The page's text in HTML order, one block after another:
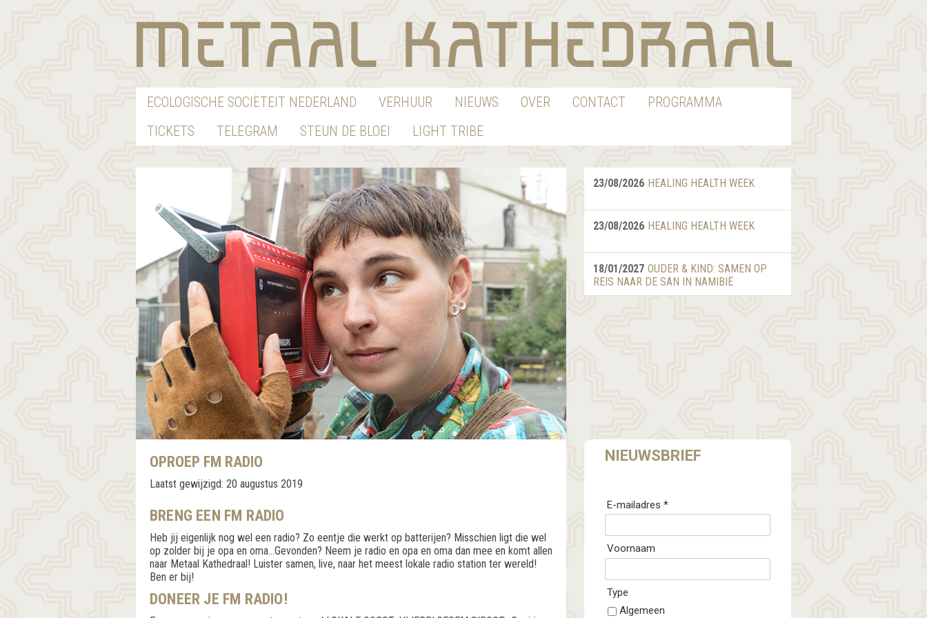
ECOLOGISCHE SOCIËTEIT NEDERLAND VERHUUR NIEUWS OVER CONTACT
PROGRAMMA
TICKETS
TELEGRAM STEUN DE BLOEI LIGHT TRIBE
OPROEP FM RADIO
Laatst gewijzigd: 20 augustus 2019
BRENG EEN FM RADIO
Heb jij eigenlijk nog wel een radio? Zo eentje die werkt op batterijen? Misschien ligt die wel
op zolder bij je opa en oma…Gevonden? Neem je radio en opa en oma dan mee en komt allen
naar Metaal Kathedraal! Luister samen, live, naar het meest lokale radio station ter wereld!
Ben er bij!
DONEER JE FM RADIO!
23/08/2026 HEALING HEALTH WEEK
23/08/2026 HEALING HEALTH WEEK
18/01/2027 OUDER & KIND: SAMEN OP
REIS NAAR DE SAN IN NAMIBIË
NIEUWSBRIEF
E-mailadres *
Voornaam
Type
Algemeen